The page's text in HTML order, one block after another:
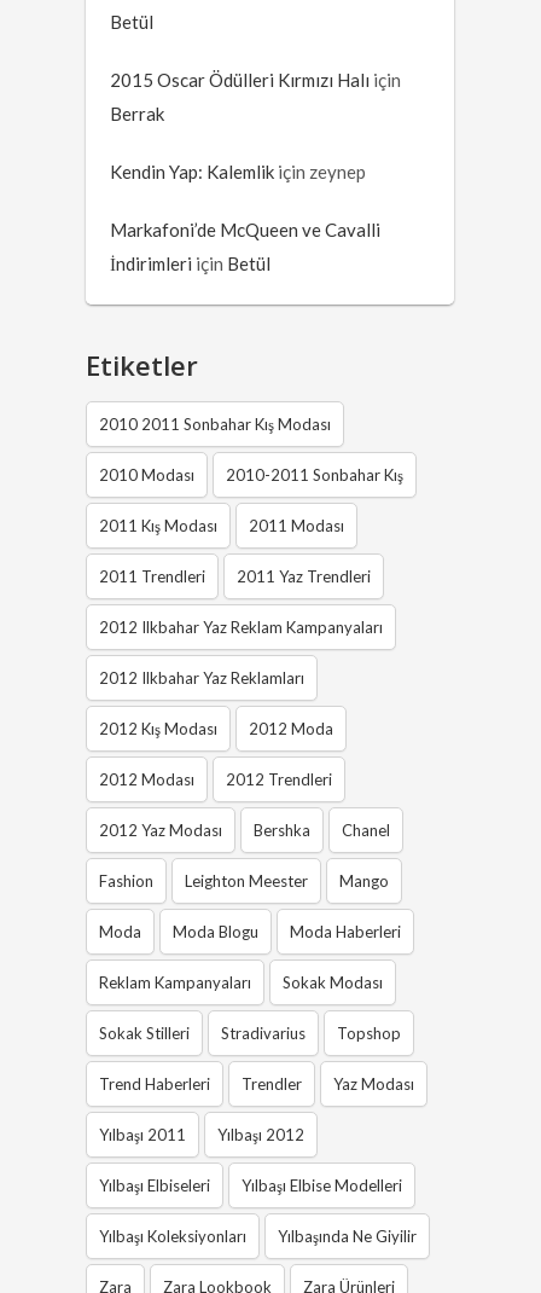
Betül
2015 Oscar Ödülleri Kırmızı Halı için
Berrak
Kendin Yap: Kalemlik için zeynep
Markafoni’de McQueen ve Cavalli
İndirimleri için Betül
Etiketler
2010 2011 Sonbahar Kış Modası
2010 Modası 2010-2011 Sonbahar Kış
2011 Kış Modası 2011 Modası
2011 Trendleri 2011 Yaz Trendleri
2012 Ilkbahar Yaz Reklam Kampanyaları
2012 Ilkbahar Yaz Reklamları
2012 Kış Modası 2012 Moda
2012 Modası 2012 Trendleri
2012 Yaz Modası Bershka Chanel
Fashion Leighton Meester Mango
Moda Moda Blogu Moda Haberleri
Reklam Kampanyaları Sokak Modası
Sokak Stilleri Stradivarius Topshop
Trend Haberleri Trendler Yaz Modası
Yılbaşı 2011 Yılbaşı 2012
Yılbaşı Elbiseleri Yılbaşı Elbise Modelleri
Yılbaşı Koleksiyonları Yılbaşında Ne Giyilir
Zara Zara Lookbook Zara Ürünleri